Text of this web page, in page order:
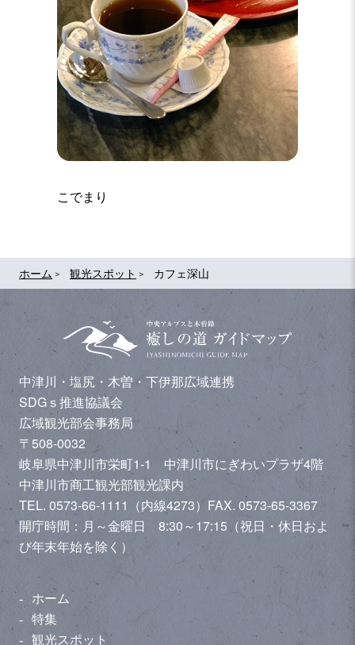
ホーム 観光スポット カフェ深山
こでまり
ホーム
特集
観光スポット
中津川・塩尻・木曽・下伊那広域連携
SDGｓ推進協議会
広域観光部会事務局
〒508-0032
岐阜県中津川市栄町1-1 中津川市にぎわいプラザ4階
中津川市商工観光部観光課内
TEL. 0573-66-1111（内線4273） FAX. 0573-65-3367
開庁時間：月～金曜日 8:30～17:15（祝日・休日およ
び年末年始を除く）